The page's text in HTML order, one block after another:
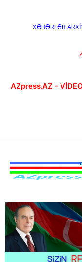
XƏBƏRLƏR
AZpress.AZ -